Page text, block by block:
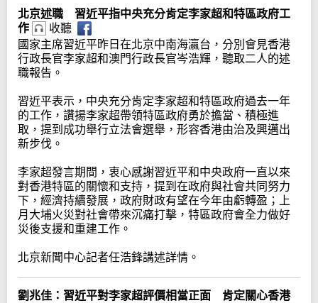
北京述職 習近平指中央充分肯定李家超和特區政府工
作
收聽
國家主席習近平昨日在北京中南海瀛台，分別會見香港
行政長官李家超和澳門行政長官岑浩輝，聽取二人的述
職報告。
習近平表示，中央充分肯定李家超和特區政府過去一年
的工作，讚揚李家超帶領特區政府勇於擔當、積極進
取，提到成功舉行立法會選舉，形容香港由治及興邁出
新步伐。
李家超發言期間，衷心感謝習近平和中央政府一直以來
對香港特區的關懷和支持，提到在政府與社會共同努力
下，經濟持續發展，政府財政有望在今年由虧轉盈；上
月大埔火災對社會帶來沉痛打擊，特區政府會全力做好
災後支援和重建工作。
北京新聞中心記者任浩鋒講述詳情。
劉兆佳：習近平對李家超評價相當正面 肯定關心香港